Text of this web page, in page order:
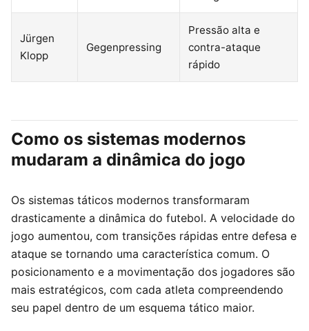
Jürgen
Klopp
Gegenpressing
Pressão alta e
contra-ataque
rápido
Como os sistemas modernos
mudaram a dinâmica do jogo
Os sistemas táticos modernos transformaram
drasticamente a dinâmica do futebol. A velocidade do
jogo aumentou, com transições rápidas entre defesa e
ataque se tornando uma característica comum. O
posicionamento e a movimentação dos jogadores são
mais estratégicos, com cada atleta compreendendo
seu papel dentro de um esquema tático maior.